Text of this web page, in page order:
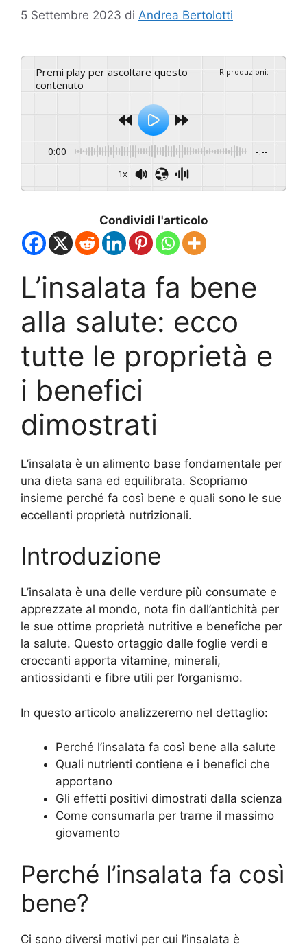
5 Settembre 2023 di Andrea Bertolotti
Premi play per ascoltare questo
contenuto
Riproduzioni:-
0:00 -:--
1x
Condividi l'articolo
L’insalata fa bene
alla salute: ecco
tutte le proprietà e
i benefici
dimostrati
L’insalata è un alimento base fondamentale per
una dieta sana ed equilibrata. Scopriamo
insieme perché fa così bene e quali sono le sue
eccellenti proprietà nutrizionali.
Introduzione
L’insalata è una delle verdure più consumate e
apprezzate al mondo, nota fin dall’antichità per
le sue ottime proprietà nutritive e benefiche per
la salute. Questo ortaggio dalle foglie verdi e
croccanti apporta vitamine, minerali,
antiossidanti e fibre utili per l’organismo.
In questo articolo analizzeremo nel dettaglio:
Perché l’insalata fa così bene alla salute
Quali nutrienti contiene e i benefici che
apportano
Gli effetti positivi dimostrati dalla scienza
Come consumarla per trarne il massimo
giovamento
Perché l’insalata fa così
bene?
Ci sono diversi motivi per cui l’insalata è